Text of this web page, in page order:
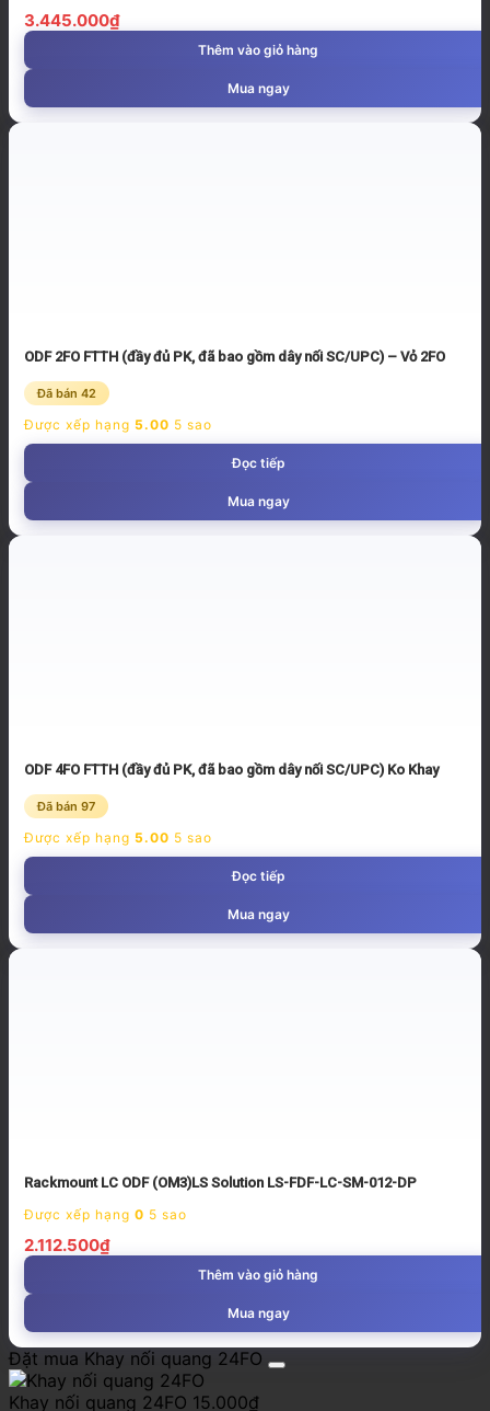
3.445.000₫
Thêm vào giỏ hàng
Mua ngay
ODF 2FO FTTH (đầy đủ PK, đã bao gồm dây nối SC/UPC) – Vỏ 2FO
Đã bán 42
Được xếp hạng 5.00 5 sao
Đọc tiếp
Mua ngay
ODF 4FO FTTH (đầy đủ PK, đã bao gồm dây nối SC/UPC) Ko Khay
Đã bán 97
Được xếp hạng 5.00 5 sao
Đọc tiếp
Mua ngay
Rackmount LC ODF (OM3)LS Solution LS-FDF-LC-SM-012-DP
Được xếp hạng 0 5 sao
2.112.500₫
Thêm vào giỏ hàng
Mua ngay
Đặt mua Khay nối quang 24FO
Khay nối quang 24FO 15.000₫